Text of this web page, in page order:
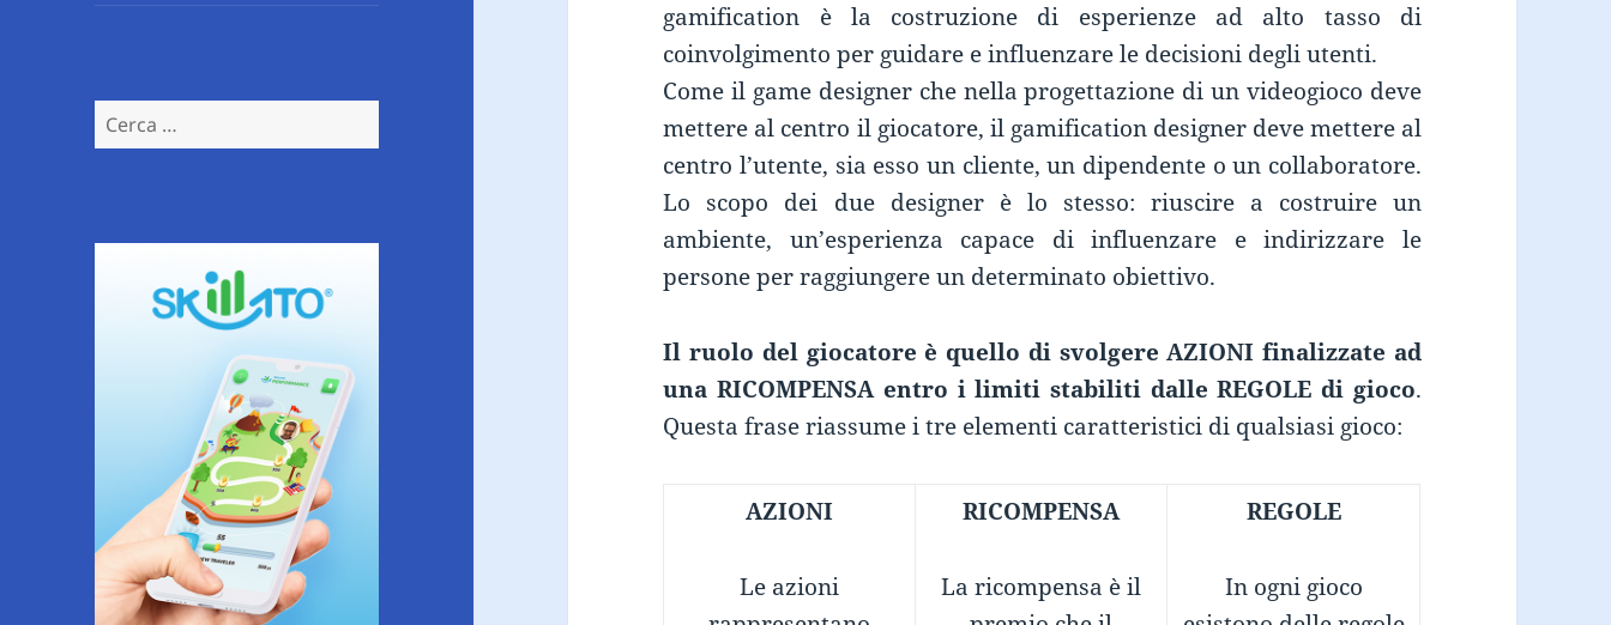
Ricerca
per:
gamification è la costruzione di esperienze ad alto tasso di
coinvolgimento per guidare e influenzare le decisioni degli utenti.
Come il game designer che nella progettazione di un videogioco deve
mettere al centro il giocatore, il gamification designer deve mettere al
centro l’utente, sia esso un cliente, un dipendente o un collaboratore.
Lo scopo dei due designer è lo stesso: riuscire a costruire un
ambiente, un’esperienza capace di influenzare e indirizzare le
persone per raggiungere un determinato obiettivo.
Il ruolo del giocatore è quello di svolgere AZIONI finalizzate ad
una RICOMPENSA entro i limiti stabiliti dalle REGOLE di gioco.
Questa frase riassume i tre elementi caratteristici di qualsiasi gioco:
AZIONI
Le azioni
RICOMPENSA
La ricompensa è il
REGOLE
In ogni gioco